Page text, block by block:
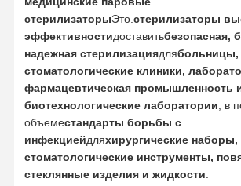
стерилизаторыЭто. стерилизаторы
эффективностидоставитьбезопасная,
надежная стерилизациядлябольницы,
стоматологические клиники,
фармацевтическая промышленность
биотехнологические лаборатории , в
объеместандарты борьбы с
инфекциейдляхирургические наборы,
стоматологические инструменты,
стеклянные изделия и жидкости